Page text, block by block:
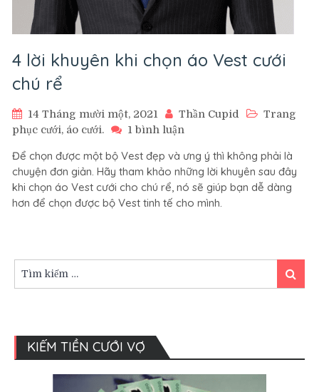
4 lời khuyên khi chọn áo Vest cưới
chú rể
14 Tháng mười một, 2021 Thần Cupid
Trang
phục cưới, áo cưới.
1 bình luận
lời
khuyên
khi
chọn
chú
Để chọn được một bộ Vest đẹp và ưng ý thì không phải là
chuyện đơn giản. Hãy tham khảo những lời khuyên sau đây
khi chọn áo Vest cưới cho chú rể, nó sẽ giúp bạn dễ dàng
hơn để chọn được bộ Vest tinh tế cho mình.
kiếm:
Tìm
kiếm
KIẾM TIỀN CƯỚI VỢ